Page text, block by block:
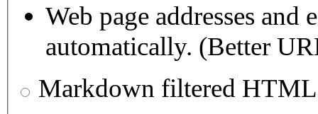
Web page addresses
automatically. (Better
Markdown filtered HTML